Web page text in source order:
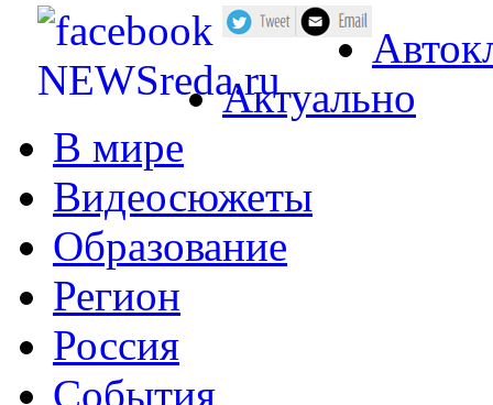
Актуально
В мире
Видеосюжеты
Образование
Регион
Россия
События